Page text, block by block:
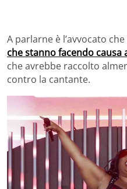
A parlarne è l’avvocato
che stanno facendo causa
che avrebbe raccolto
contro la cantante.